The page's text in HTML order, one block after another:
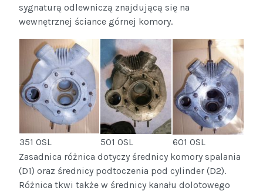
sygnaturą odlewniczą znajdującą się na
wewnętrznej ściance górnej komory.
351 OSL 501 OSL
601 OSL
Zasadnica różnica dotyczy średnicy komory spalania
(D1) oraz średnicy podtoczenia pod cylinder (D2).
Różnica tkwi także w średnicy kanału dolotowego